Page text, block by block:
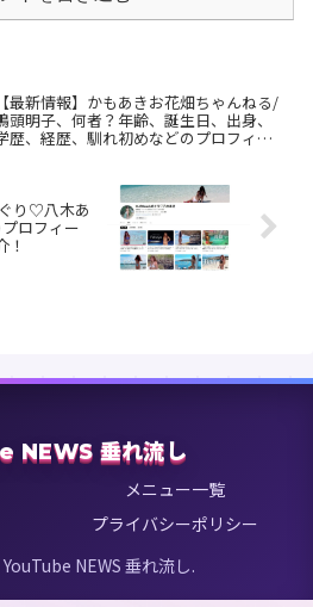
【最新情報】かもあきお花畑ちゃんねる/
頭明子、何者？年齢、誕生日、出身、
歴、経歴、馴れ初めなどのプロフィー
り♡八木あ
ロフィー
！
NEWS 垂れ流し
メニュー一覧
プライバシーポリシー
NEWS 垂れ流し.